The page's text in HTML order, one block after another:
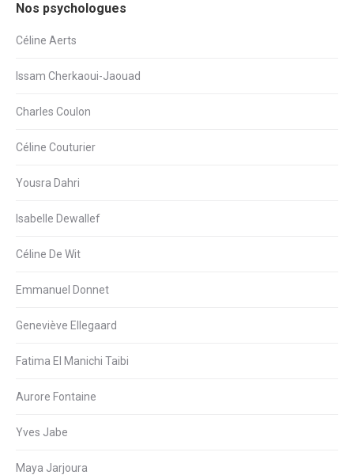
Nos psychologues
Céline Aerts
Issam Cherkaoui-Jaouad
Charles Coulon
Céline Couturier
Yousra Dahri
Isabelle Dewallef
Céline De Wit
Emmanuel Donnet
Geneviève Ellegaard
Fatima El Manichi Taibi
Aurore Fontaine
Yves Jabe
Maya Jarjoura